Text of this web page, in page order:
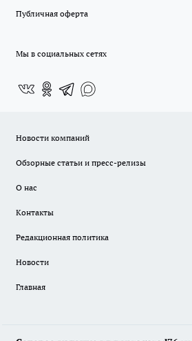
Публичная оферта
Мы в социальных сетях
Новости компаний
Обзорные статьи и пресс-релизы
О нас
Контакты
Редакционная политика
Новости
Главная